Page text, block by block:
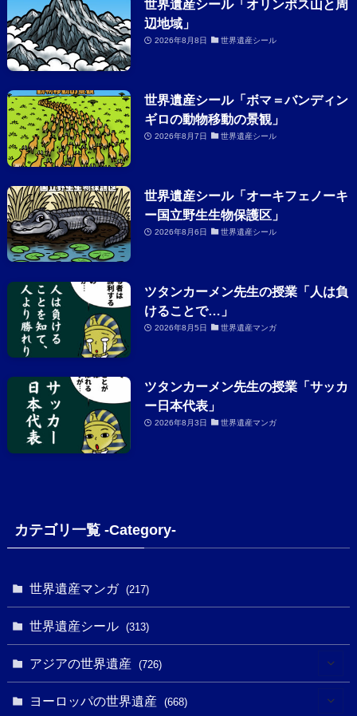
世界遺産シール「オリンポス山と周
辺地域」
2026年8月8日 世界遺産シール
世界遺産シール「ボマ＝バンディン
ギロの動物移動の景観」
2026年8月7日 世界遺産シール
世界遺産シール「オーキフェノーキ
ー国立野生生物保護区」
2026年8月6日 世界遺産シール
ツタンカーメン先生の授業「人は負
けることで…」
2026年8月5日 世界遺産マンガ
ツタンカーメン先生の授業「サッカ
ー日本代表」
2026年8月3日 世界遺産マンガ
カテゴリ一覧 -Category-
世界遺産マンガ (217)
世界遺産シール (313)
アジアの世界遺産 (726)
(6)
ヨーロッパの世界遺産 (668)